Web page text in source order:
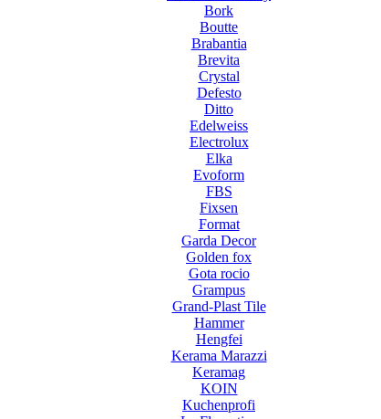
Bork
Boutte
Brabantia
Brevita
Crystal
Defesto
Ditto
Edelweiss
Electrolux
Elka
Evoform
FBS
Fixsen
Format
Garda Decor
Golden fox
Gota rocio
Grampus
Grand-Plast Tile
Hammer
Hengfei
Kerama Marazzi
Keramag
KOIN
Kuchenprofi